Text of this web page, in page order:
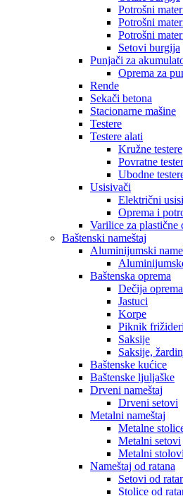
Potrošni
Potrošni
Potrošni
Setovi burgija
Punjači za
Oprema za
Rende
Sekači betona
Stacionarne mašine
Testere
Testere alati
Kružne testere
Povratne
Ubodne
Usisivači
Električni
Oprema i
Varilice za plastične
Baštenski nameštaj
Aluminijumski
Baštenska oprema
Dečija oprema
Jastuci
Korpe
Piknik frižideri
Saksije
Saksije,
Baštenske kućice
Baštenske ljuljaške
Drveni nameštaj
Drveni setovi
Metalni nameštaj
Metalne
Metalni setovi
Metalni stolovi
Nameštaj od ratana
Setovi od
Stolice od